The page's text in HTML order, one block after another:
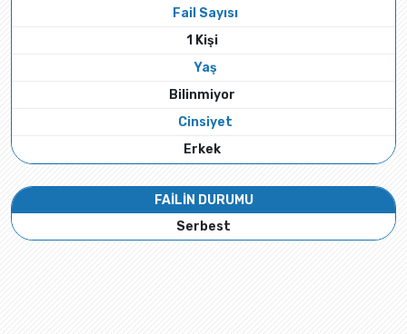
Fail Sayısı
1 Kişi
Yaş
Bilinmiyor
Cinsiyet
Erkek
FAİLİN DURUMU
Serbest